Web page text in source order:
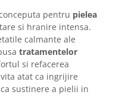
conceputa pentru pielea
si hranire intensa.
calmante ale
tratamentelor
si refacerea
atat ca ingrijire
sustinere a pielii in